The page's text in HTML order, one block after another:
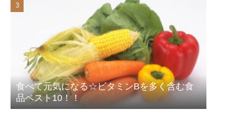
食べて元気になる☆ビタミンBを多く含む食
品ベスト10！！